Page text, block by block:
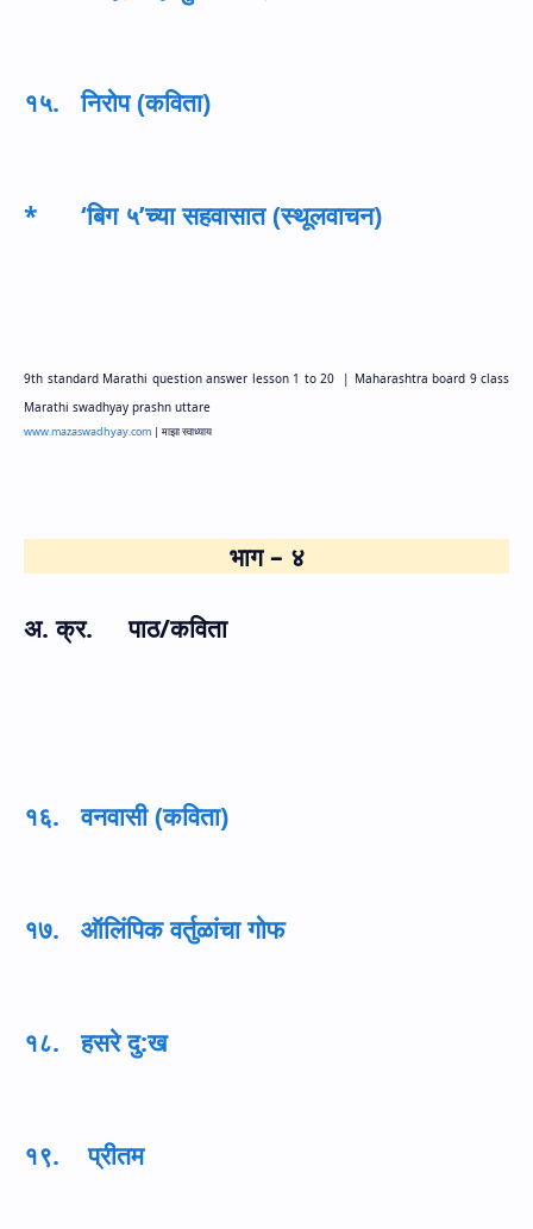
१५. निरोप (कविता)
* ‘बिग ५’च्या सहवासात (स्थूलवाचन)
9th standard Marathi question answer lesson 1 to 20 | Maharashtra board 9 class
Marathi swadhyay prashn uttare
www.mazaswadhyay.com | माझा स्वाध्याय
भाग – ४
अ. क्र. पाठ/कविता
१६. वनवासी (कविता)
१७. ऑलिंपिक वर्तुळांचा गोफ
१८. हसरे दु:ख
१९. प्रीतम